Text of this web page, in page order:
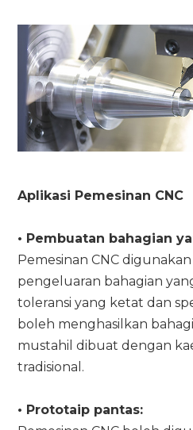
Aplikasi Pemesinan CNC
• Pembuatan bahagian
Pemesinan CNC
pengeluaran bahagian
toleransi yang ketat dan
boleh menghasilkan
mustahil dibuat dengan
tradisional.
• Prototaip pantas: